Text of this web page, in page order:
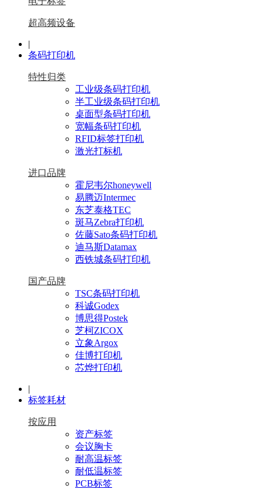
超高频设备
|
条码打印机
特性归类
工业级条码打印机
半工业级条码打印机
桌面型条码打印机
宽幅条码打印机
RFID标签打印机
激光打标机
进口品牌
霍尼韦尔honeywell
易腾迈Intermec
东芝泰格TEC
斑马Zebra打印机
佐藤Sato条码打印机
迪马斯Datamax
西铁城条码打印机
国产品牌
TSC条码打印机
科诚Godex
博思得Postek
芝柯ZICOX
立象Argox
佳博打印机
芯烨打印机
|
标签耗材
按应用
资产标签
会议胸卡
耐高温标签
耐低温标签
PCB标签